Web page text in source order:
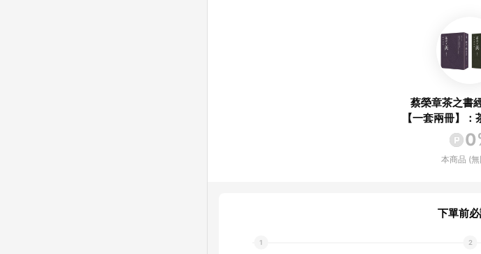
蔡榮章茶之書
【一套兩冊】：
道冊+茶之美，
本商品 (
下單前